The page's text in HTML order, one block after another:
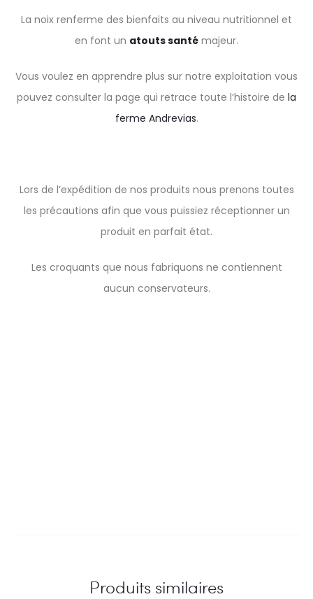
La noix renferme des bienfaits au niveau nutritionnel et
en font un atouts santé majeur.
Vous voulez en apprendre plus sur notre exploitation vous
pouvez consulter la page qui retrace toute l’histoire de la
ferme Andrevias.
Lors de l’expédition de nos produits nous prenons toutes
les précautions afin que vous puissiez réceptionner un
produit en parfait état.
Les croquants que nous fabriquons ne contiennent
aucun conservateurs.
Produits similaires